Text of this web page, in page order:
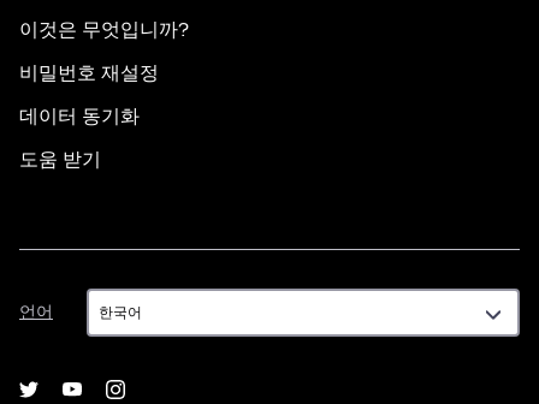
이것은 무엇입니까?
비밀번호 재설정
데이터 동기화
도움 받기
언어
언
어